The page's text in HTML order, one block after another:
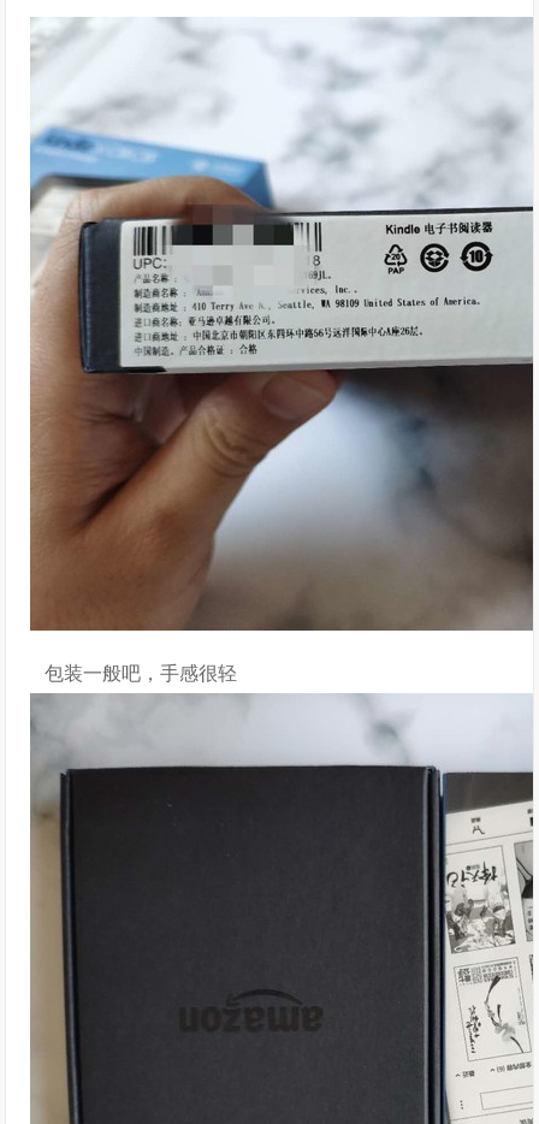
包装一般吧，手感很轻